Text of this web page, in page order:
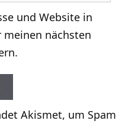
und Website in
nächsten
Akismet, um Spam